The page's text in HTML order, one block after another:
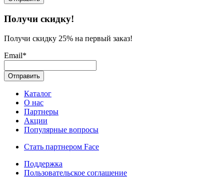
Получи скидку!
Получи скидку 25% на первый заказ!
Email*
Каталог
О нас
Партнеры
Акции
Популярные вопросы
Стать партнером Face
Поддержка
Пользовательское соглашение